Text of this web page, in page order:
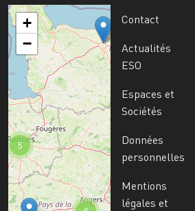
5
+
−
Contact
Actualités
ESO
Espaces et
Sociétés
Données
personnelles
Mentions
légales et